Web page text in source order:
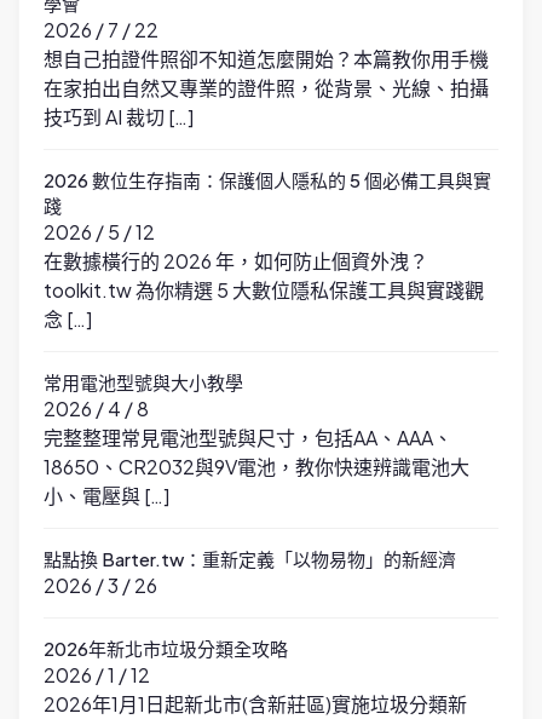
2026 / 7 / 22
想自己拍證件照卻不知道怎麼開始？本篇教你用手機
在家拍出自然又專業的證件照，從背景、光線、拍攝
技巧到 AI 裁切 […]
2026 數位生存指南：保護個人隱私的 5 個必備工具與實
踐
2026 / 5 / 12
在數據橫行的 2026 年，如何防止個資外洩？
toolkit.tw 為你精選 5 大數位隱私保護工具與實踐觀
念 […]
常用電池型號與大小教學
2026 / 4 / 8
完整整理常見電池型號與尺寸，包括AA、AAA、
18650、CR2032與9V電池，教你快速辨識電池大
小、電壓與 […]
點點換 Barter.tw：重新定義「以物易物」的新經濟
2026 / 3 / 26
2026年新北市垃圾分類全攻略
2026 / 1 / 12
2026年1月1日起新北市(含新莊區)實施垃圾分類新